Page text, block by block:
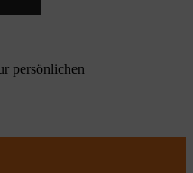
persönlichen